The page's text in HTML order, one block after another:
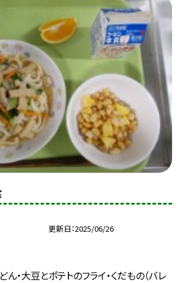
更新日 2025/06/26
ん・大豆とポテトのフライ・くだもの（バレ